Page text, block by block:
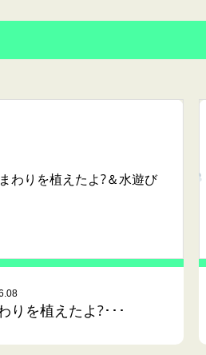
わりを植えたよ?＆水遊び
りを植えたよ?･･･